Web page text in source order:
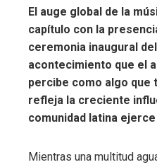
El auge global de la
capítulo con la
ceremonia inaugural
acontecimiento que el
percibe como algo que
refleja la creciente
comunidad latina
Mientras una multitud